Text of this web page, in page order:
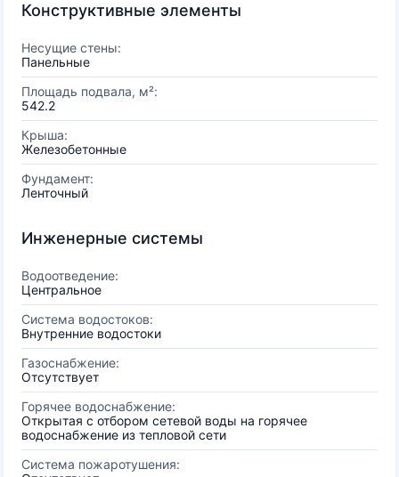
Конструктивные элементы
Несущие стены:
Панельные
Площадь подвала, м²:
542.2
Крыша:
Железобетонные
Фундамент:
Ленточный
Инженерные системы
Водоотведение:
Центральное
Система водостоков:
Внутренние водостоки
Газоснабжение:
Отсутствует
Горячее водоснабжение:
Открытая с отбором сетевой воды на горячее
водоснабжение из тепловой сети
Система пожаротушения: